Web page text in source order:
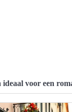
voor een